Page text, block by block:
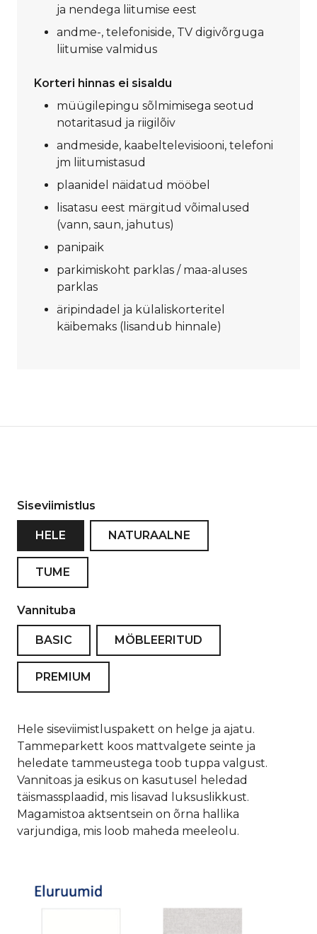
ja nendega liitumise eest
andme-, telefoniside, TV digivõrguga
liitumise valmidus
Korteri hinnas ei sisaldu
müügilepingu sõlmimisega seotud
notaritasud ja riigilõiv
andmeside, kaabeltelevisiooni, telefoni
jm liitumistasud
plaanidel näidatud mööbel
lisatasu eest märgitud võimalused
(vann, saun, jahutus)
panipaik
parkimiskoht parklas / maa-aluses
parklas
äripindadel ja külaliskorteritel
käibemaks (lisandub hinnale)
Siseviimistlus
HELE NATURAALNE
TUME
Vannituba
BASIC MÖBLEERITUD
PREMIUM
Hele siseviimistluspakett on helge ja ajatu.
Tammeparkett koos mattvalgete seinte ja
heledate tammeustega toob tuppa valgust.
Vannitoas ja esikus on kasutusel heledad
täismassplaadid, mis lisavad luksuslikkust.
Magamistoa aktsentsein on õrna hallika
varjundiga, mis loob maheda meeleolu.